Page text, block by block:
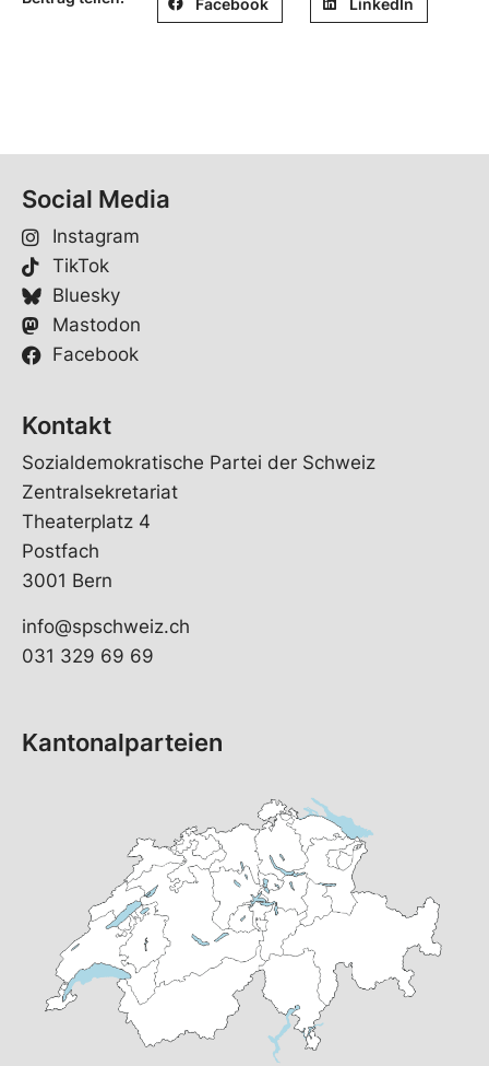
Social Media
Instagram
TikTok
Bluesky
Mastodon
Facebook
Kontakt
Sozialdemokratische Partei der Schweiz
Zentralsekretariat
Theaterplatz 4
Postfach
3001 Bern
info@spschweiz.ch
031 329 69 69
Kantonalparteien